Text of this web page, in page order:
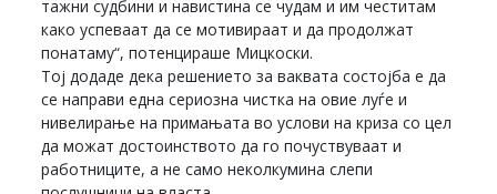
тажни судбини и навистина се чудам и им честитам
како успеваат да се мотивираат и да продолжат
понатаму“, потенцираше Мицкоски.
Тој додаде дека решението за ваквата состојба е да
се направи една сериозна чистка на овие луѓе и
нивелирање на примањата во услови на криза со цел
да можат достоинството да го почуствуваат и
работниците, а не само неколкумина слепи